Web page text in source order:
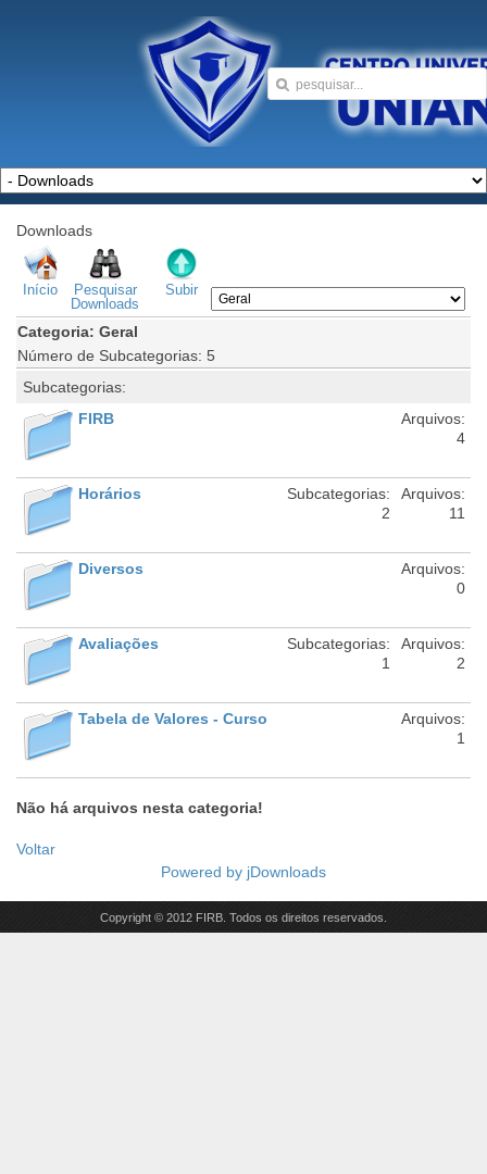
Downloads
Início
Pesquisar
Downloads
Subir
Categoria: Geral
Número de Subcategorias: 5
Subcategorias:
FIRB
Arquivos:
4
Horários
Subcategorias:
2
Arquivos:
11
Diversos
Arquivos:
0
Avaliações
Subcategorias:
1
Arquivos:
2
Tabela de Valores - Curso
Arquivos:
1
Não há arquivos nesta categoria!
Voltar
Powered by jDownloads
Copyright © 2012 FIRB. Todos os direitos reservados.